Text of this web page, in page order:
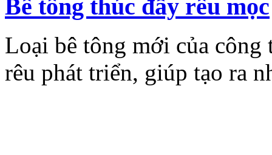
Bê tông thúc đẩy rêu mọc
Loại bê tông mới của công
rêu phát triển, giúp tạo ra